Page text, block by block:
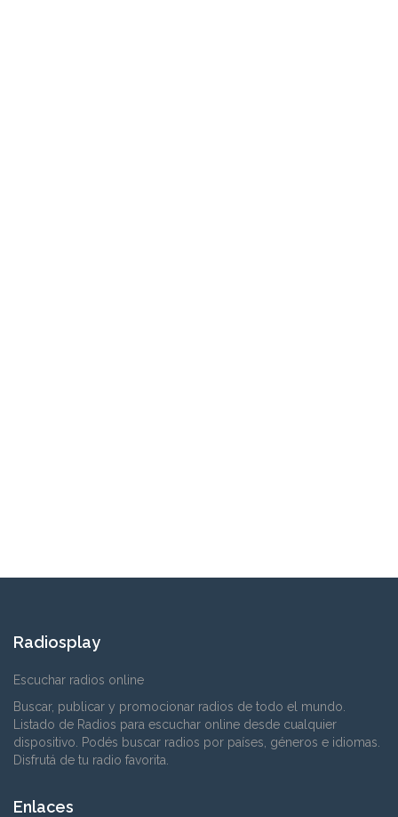
Radiosplay
Escuchar radios online
Buscar, publicar y promocionar radios de todo el mundo.
Listado de Radios para escuchar online desde cualquier
dispositivo. Podés buscar radios por países, géneros e idiomas.
Disfrutá de tu radio favorita.
Enlaces